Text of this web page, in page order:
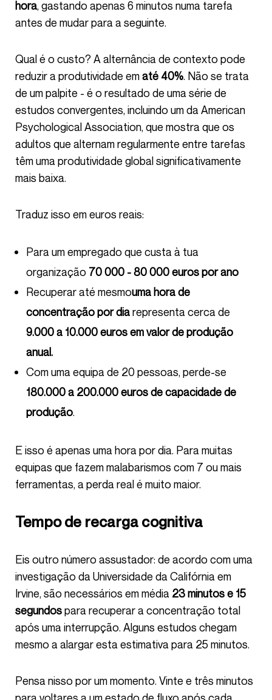
hora, gastando apenas 6 minutos numa tarefa
antes de mudar para a seguinte.
Qual é o custo? A alternância de contexto pode
reduzir a produtividade ematé 40%. Não se trata
de um palpite - é o resultado de uma série de
estudos convergentes, incluindo um da American
Psychological Association, que mostra que os
adultos que alternam regularmente entre tarefas
têm uma produtividade global significativamente
mais baixa.
Traduz isso em euros reais:
Para um empregado que custa à tua
organização 70 000 - 80 000 euros por ano
Recuperar até mesmouma hora de
concentração por diarepresenta cerca de
9.000 a 10.000 euros em valor de produção
anual.
Com uma equipa de 20 pessoas, perde-se
180.000 a 200.000 euros de capacidade de
produção.
E isso é apenas uma hora por dia. Para muitas
equipas que fazem malabarismos com 7 ou mais
ferramentas, a perda real é muito maior.
Tempo de recarga cognitiva
Eis outro número assustador: de acordo com uma
investigação da Universidade da Califórnia em
Irvine, são necessários em média 23 minutos e 15
segundospara recuperar a concentração total
após uma interrupção. Alguns estudos chegam
mesmo a alargar esta estimativa para 25 minutos.
Pensa nisso por um momento. Vinte e três minutos